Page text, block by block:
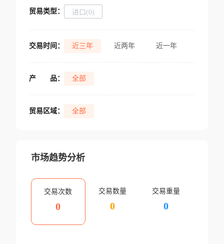
贸易类型： 进口(0)
交易时间： 近三年 近两年 近一年
产 品： 全部
贸易区域： 全部
市场趋势分析
交易次数
0
交易数量
0
交易重量
0